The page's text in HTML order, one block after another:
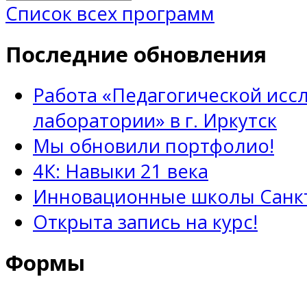
Список всех программ
Последние обновления
Работа «Педагогической
лаборатории» в г. Иркутск
Мы обновили портфолио!
4К: Навыки 21 века
Инновационные школы
Открыта запись на курс!
Формы